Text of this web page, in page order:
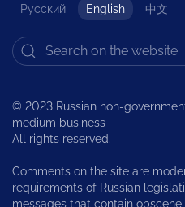
Русский English 中文
© 2023 Russian non-
medium business
All rights reserved.
Comments on the site are
requirements of Russian
messages that contain